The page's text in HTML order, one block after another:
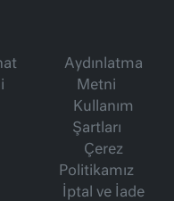
Aydınlatma
Metni
Kullanım
Şartları
Çerez
Politikamız
İptal ve İade